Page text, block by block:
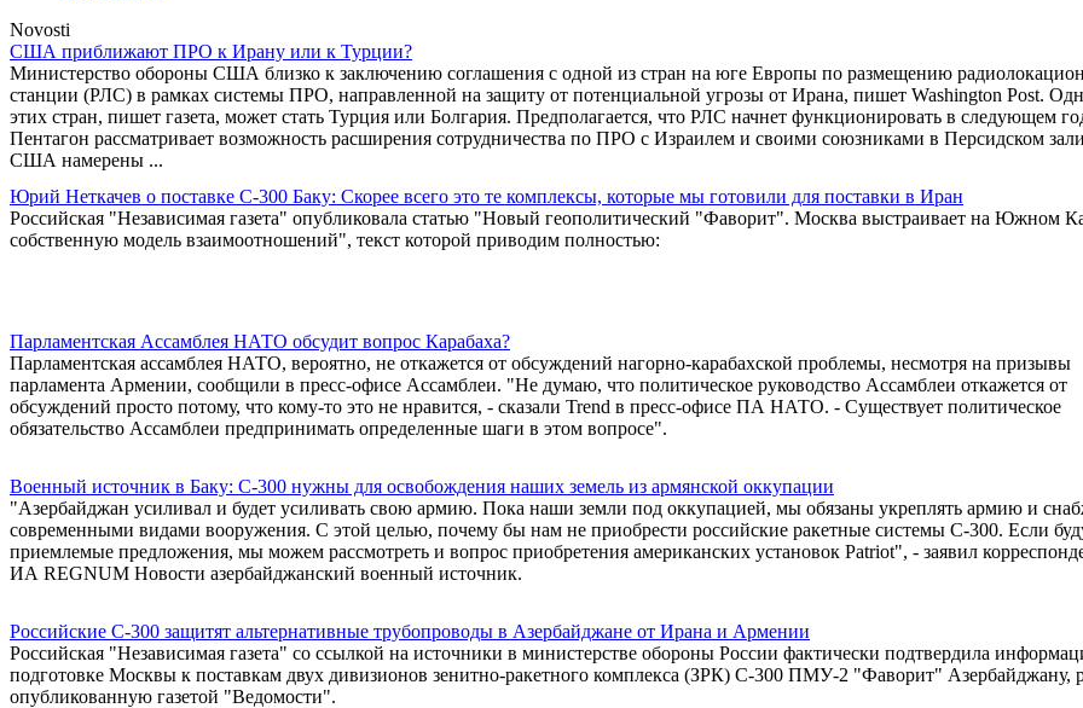
Novosti
США приближают ПРО к Ирану или к Турции?
Министерство обороны США близко к заключению соглашения с одной из стран на юге Европы по размещению
станции (РЛС) в рамках системы ПРО, направленной на защиту от потенциальной угрозы от Ирана, пишет Washington Post.
этих стран, пишет газета, может стать Турция или Болгария. Предполагается, что РЛС начнет функционировать в следующем
Пентагон рассматривает возможность расширения сотрудничества по ПРО с Израилем и своими союзниками в Персидском
США намерены ...
Юрий Неткачев о поставке С-300 Баку: Скорее всего это те комплексы, которые мы готовили для поставки в Иран
Российская "Независимая газета" опубликовала статью "Новый геополитический "Фаворит". Москва выстраивает на Южном
собственную модель взаимоотношений", текст которой приводим полностью:
Парламентская Ассамблея НАТО обсудит вопрос Карабаха?
Парламентская ассамблея НАТО, вероятно, не откажется от обсуждений нагорно-карабахской проблемы, несмотря на призывы
парламента Армении, сообщили в пресс-офисе Ассамблеи. "Не думаю, что политическое руководство Ассамблеи откажется от
обсуждений просто потому, что кому-то это не нравится, - сказали Trend в пресс-офисе ПА НАТО. - Существует политическое
обязательство Ассамблеи предпринимать определенные шаги в этом вопросе".
Военный источник в Баку: С-300 нужны для освобождения наших земель из армянской оккупации
"Азербайджан усиливал и будет усиливать свою армию. Пока наши земли под оккупацией, мы обязаны укреплять армию и
современными видами вооружения. С этой целью, почему бы нам не приобрести российские ракетные системы С-300. Если
приемлемые предложения, мы можем рассмотреть и вопрос приобретения американских установок Patriot", - заявил
ИА REGNUM Новости азербайджанский военный источник.
Российские С-300 защитят альтернативные трубопроводы в Азербайджане от Ирана и Армении
Российская "Независимая газета" со ссылкой на источники в министерстве обороны России фактически подтвердила
подготовке Москвы к поставкам двух дивизионов зенитно-ракетного комплекса (ЗРК) С-300 ПМУ-2 "Фаворит" Азербайджану,
опубликованную газетой "Ведомости".